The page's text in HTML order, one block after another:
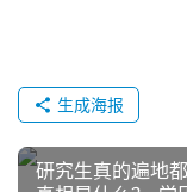
店
生成海报
研究生真的遍地